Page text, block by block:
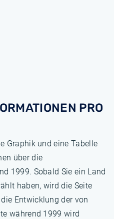
PRO
Graphik und eine Tabelle
über die
1999. Sobald Sie ein Land
haben, wird die Seite
Entwicklung der von
während 1999 wird